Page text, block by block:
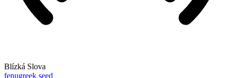
Blízká Slova
fenugreek seed